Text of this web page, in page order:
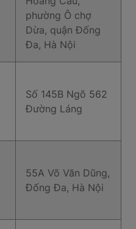
phường Ô chợ
Dừa, quận Đống
Đa, Hà Nội
Số 145B Ngõ 562
Đường Láng
55A Võ Văn Dũng,
Đống Đa, Hà Nội